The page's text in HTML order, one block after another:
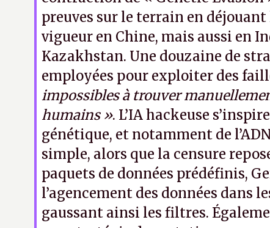
preuves sur le terrain en déjouant
vigueur en Chine, mais aussi en
Kazakhstan. Une douzaine de
employées pour exploiter des
impossibles à trouver
humains ». L’IA hackeuse
génétique, et notamment de
simple, alors que la censure
paquets de données prédéfinis,
l’agencement des données dans
gaussant ainsi les filtres.